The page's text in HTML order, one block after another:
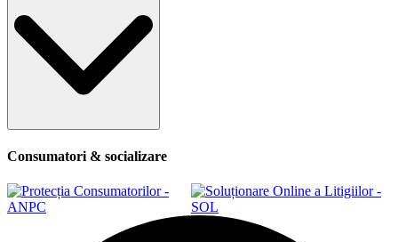
Consumatori & socializare